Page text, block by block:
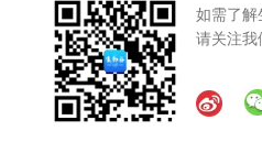
如需了解
请关注